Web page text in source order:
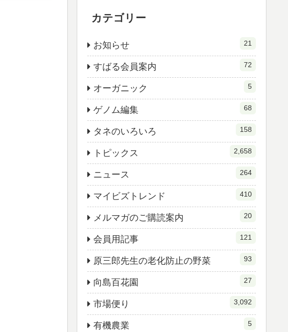
カテゴリー
お知らせ 21
すばる会員案内 72
オーガニック 5
ゲノム編集 68
タネのいろいろ 158
トピックス 2,658
ニュース 264
マイビズトレンド 410
メルマガのご購読案内 20
会員用記事 121
原三郎先生の老化防止の野菜 93
向島百花園 27
市場便り 3,092
有機農業 5